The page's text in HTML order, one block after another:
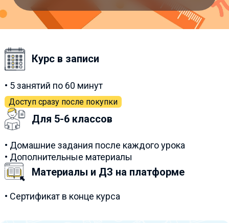
Курс в записи
• 5 занятий по 60 минут
Доступ сразу после покупки
Для 5-6 классов
• Домашние задания после каждого урока
• Дополнительные материалы
Материалы и ДЗ на платформе
• Сертификат в конце курса